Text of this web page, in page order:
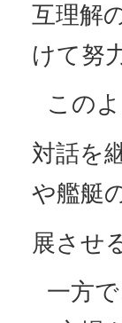
互理解
けて努
この
対話を
や艦艇
展させ
一方